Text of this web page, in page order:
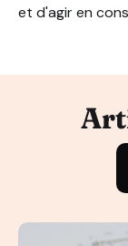
et d'agir en